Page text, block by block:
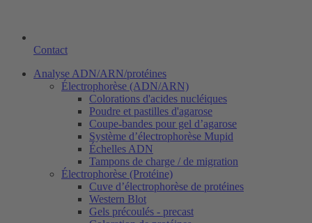
Contact
Analyse ADN/ARN/protéines
Électrophorèse (ADN/ARN)
Colorations d'acides nucléiques
Poudre et pastilles d'agarose
Coupe-bandes pour gel d’agarose
Système d’électrophorèse Mupid
Échelles ADN
Tampons de charge / de migration
Électrophorèse (Protéine)
Cuve d’électrophorèse de protéines
Western Blot
Gels précoulés - precast